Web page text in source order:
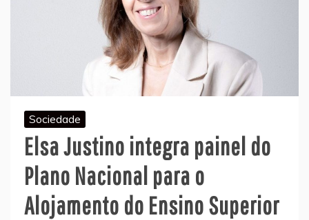
Sociedade
Elsa Justino integra painel do
Plano Nacional para o
Alojamento do Ensino Superior